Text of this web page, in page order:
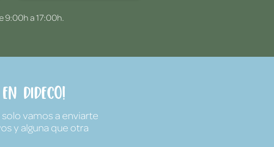
9:00h a 17:00h.
Dideco!
vamos a enviarte
y alguna que otra